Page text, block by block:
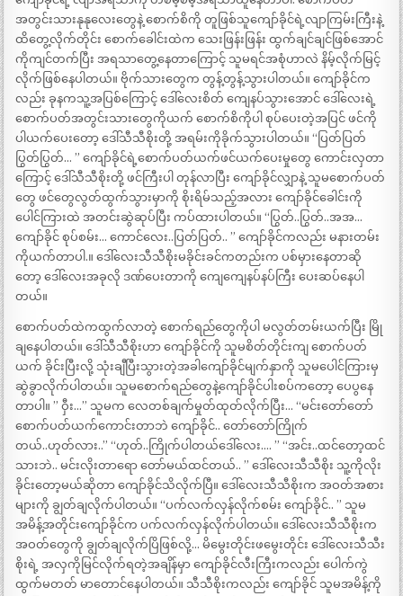
အတွင်းသားနုနုလေးတွေနဲ့ စောက်စိကို တူဖြစ်သူကျော်ခိုင်ရဲ့လျာကြမ်းကြီးနဲ့
ထိတွေ့လိုက်တိုင်း စောက်ခေါင်းထဲက သေးဖြန်းဖြန်း ထွက်ချင်ချင်ဖြစ်အောင်
ကိုကျင်တက်ပြီး အရသာတွေ့နေတာကြောင့် သူမရင်အစုံဟာလဲ နိမ့်လိုက်မြင့်
လိုက်ဖြစ်နေပါတယ်။ ဗိုက်သားတွေက တွန့်တွန့်သွားပါတယ်။ ကျော်ခိုင်က
လည်း ခုနကသူ့အပြစ်ကြောင့် ဒေါ်လေးစိတ် ကျေနပ်သွားအောင် ဒေါ်လေးရဲ့
စောက်ပတ်အတွင်းသားတွေကိုယက် စောက်စိကိုပါ စုပ်ပေးတဲ့အပြင် ဖင်ကို
ပါယက်ပေးတော့ ဒေါ်သီသီစိုးတို့ အရမ်းကိုခိုက်သွားပါတယ်။ “ပြတ်ပြတ်
ပြွတ်ပြွတ်… ” ကျော်ခိုင်ရဲ့စောက်ပတ်ယက်ဖင်ယက်ပေးမှုတွေ ကောင်းလှတာ
ကြောင့် ဒေါ်သီသီစိုးတို့ ဖင်ကြီးပါ တုန်လာပြီး ကျော်ခိုင်လျှာနဲ့ သူမစောက်ပတ်
တွေ ဖင်တွေလွတ်ထွက်သွားမှာကို စိုးရိမ်သည့်အလား ကျော်ခိုင်ခေါင်းကို
ပေါင်ကြားထဲ အတင်းဆွဲဆုပ်ပြီး ကပ်ထားပါတယ်။ “ပြွတ်..ပြွတ်..အအ…
ကျော်ခိုင် စုပ်စမ်း… ကောင်လေး..ပြတ်ပြတ်.. ” ကျော်ခိုင်ကလည်း မနားတမ်း
ကိုယက်တာပါ.။ ဒေါ်လေးသီသီစိုးမခိုင်းခင်ကတည်းက ပစ်မှားနေတာဆို
တော့ ဒေါ်လေးအခုလို ဒဏ်ပေးတာကို ကျေကျေနပ်နပ်ကြီး ပေးဆပ်နေပါ
တယ်။
စောက်ပတ်ထဲကထွက်လာတဲ့ စောက်ရည်တွေကိုပါ မလွတ်တမ်းယက်ပြီး မြို
ချနေပါတယ်။ ဒေါ်သီသီစိုးဟာ ကျော်ခိုင်ကို သူမစိတ်တိုင်းကျ စောက်ပတ်
ယက် ခိုင်းပြီးလို့ သုံးချီပြီးသွားတဲ့အခါကျော်ခိုင်မျက်နှာကို သူမပေါင်ကြားမှ
ဆွဲခွာလိုက်ပါတယ်။ သူမစောက်ရည်တွေနဲ့ကျော်ခိုင်ပါးစပ်ကတော့ ပေပွနေ
တာပါ။ ” ဝှီး…” သူမက လေတစ်ချက်မှုတ်ထုတ်လိုက်ပြီး… “မင်းတော်တော်
စောက်ပတ်ယက်ကောင်းတာဘဲ ကျော်ခိုင်.. တော်တော်ကြိုက်
တယ်..ဟုတ်လား..” “ဟုတ်..ကြိုက်ပါတယ်ဒေါ်လေး…. ” “အင်း..ထင်တော့ထင်
သားဘဲ.. မင်းလိုးတာရော တော်မယ်ထင်တယ်.. ” ဒေါ်လေးသီသီစိုး သူ့ကိုလိုး
ခိုင်းတော့မယ်ဆိုတာ ကျော်ခိုင်သိလိုက်ပြီ။ ဒေါ်လေးသီသီစိုးက အဝတ်အစား
များကို ချွတ်ချလိုက်ပါတယ်။ “ပက်လက်လှန်လိုက်စမ်း ကျော်ခိုင်.. ” သူမ
အမိန့်အတိုင်းကျော်ခိုင်က ပက်လက်လှန်လိုက်ပါတယ်။ ဒေါ်လေးသီသီစိုးက
အဝတ်တွေကို ချွတ်ချလိုက်ပြိဖြစ်လို့… မိမွေးတိုင်းဖမွေးတိုင်း ဒေါ်လေးသီသီး
စိုးရဲ့ အလှကိုမြင်လိုက်ရတဲ့အချိန်မှာ ကျော်ခိုင်လီးကြီးကလည်း ပေါက်ကွဲ
ထွက်မတတ် မာတောင်နေပါတယ်။ သီသီစိုးကလည်း ကျော်ခိုင် သူမအမိန့်ကို